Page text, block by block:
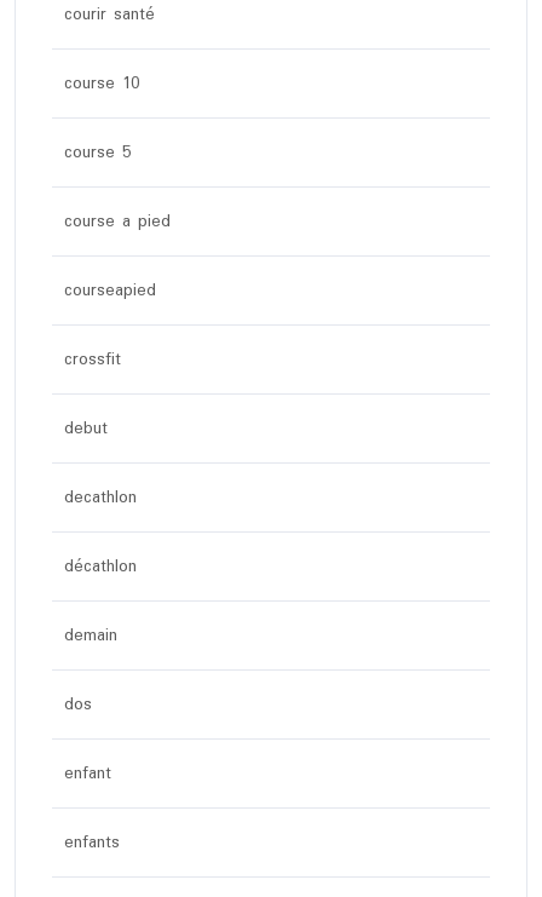
courir santé
course 10
course 5
course a pied
courseapied
crossfit
debut
decathlon
décathlon
demain
dos
enfant
enfants